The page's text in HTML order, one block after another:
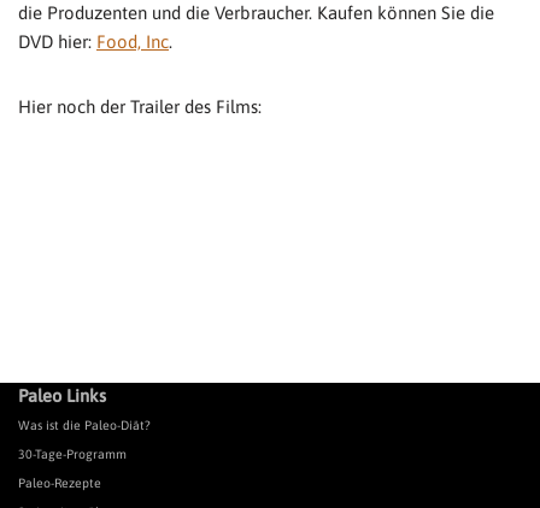
die Produzenten und die Verbraucher. Kaufen können Sie die
DVD hier: Food, Inc.
Hier noch der Trailer des Films:
Paleo Links
Was ist die Paleo-Diät?
30-Tage-Programm
Paleo-Rezepte